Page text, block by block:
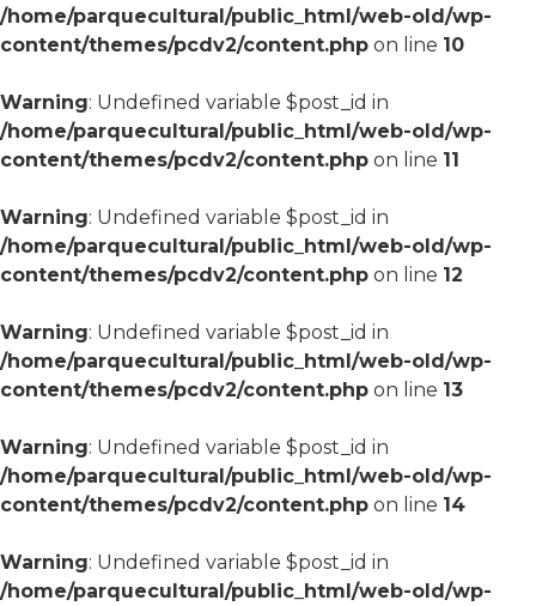
/home/parquecultural/public_html/web-old/wp-
content/themes/pcdv2/content.php on line 10
Warning: Undefined variable $post_id in
/home/parquecultural/public_html/web-old/wp-
content/themes/pcdv2/content.php on line 11
Warning: Undefined variable $post_id in
/home/parquecultural/public_html/web-old/wp-
content/themes/pcdv2/content.php on line 12
Warning: Undefined variable $post_id in
/home/parquecultural/public_html/web-old/wp-
content/themes/pcdv2/content.php on line 13
Warning: Undefined variable $post_id in
/home/parquecultural/public_html/web-old/wp-
content/themes/pcdv2/content.php on line 14
Warning: Undefined variable $post_id in
/home/parquecultural/public_html/web-old/wp-